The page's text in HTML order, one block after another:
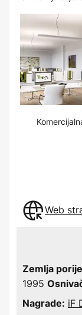
Web
Zemlja
1995
Nagrade: iF